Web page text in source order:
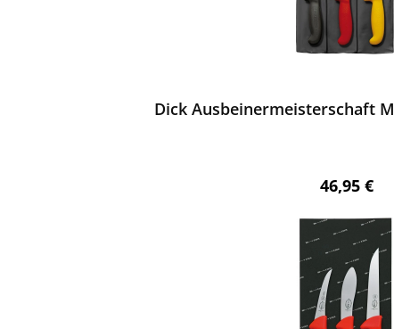
Dick Ausbeinermeisterschaft
Regulärer
46,95 €